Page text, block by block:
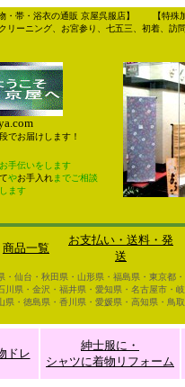
物・帯・浴衣の通販 京屋呉服店】 【特
リーニング、お宮参り、七五三、初着、
でお届けします！
手伝いをします
やお手入れ までご相談
ます
商品一覧
お支払い・送料・発
送
・仙台・秋田県・山形県・福島県・東京都
川県 ・金沢 ・福井県・愛知県・名古屋市・
県・徳島県・香川県・愛媛県・高知県・鳥
ドレ
紳士服に・
シャツに着物リフォーム